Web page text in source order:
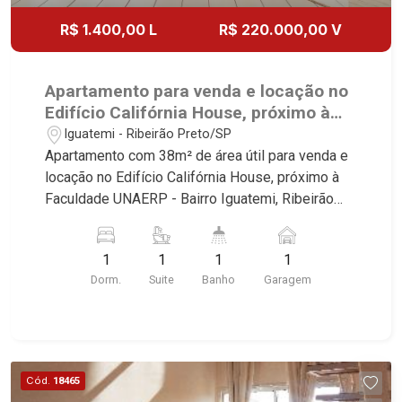
R$ 1.400,00 L R$ 220.000,00 V
Apartamento para venda e locação no
Edifício Califórnia House, próximo à
Faculdade UNAERP - Ribeirão Preto/SP.
Iguatemi - Ribeirão Preto/SP
Apartamento com 38m² de área útil para venda e
locação no Edifício Califórnia House, próximo à
Faculdade UNAERP - Bairro Iguatemi, Ribeirão
imóvel que a Martinelli Imobiliária selecionou
para você: - 38m² de área útil - 1 suíte com
armários e ar-condicionado - Sala 2 ambientes -
Referência em imóveis de alto padrão, somos
especialistas na venda e locação de
1
Dorm.
1
Suite
1
Banho
1
Garagem
Cód. 18465